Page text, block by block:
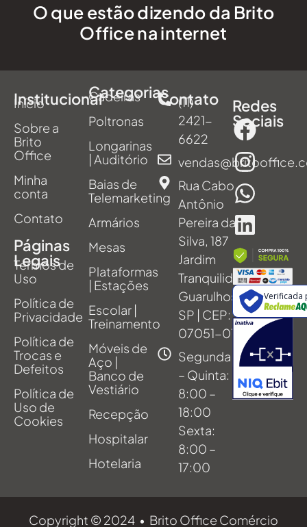
O que estão dizendo da Brito
Office na internet
Institucional
Início
Sobre a
Brito
Office
Minha
conta
Contato
Páginas
Legais
Termos de
Uso
Política de
Privacidade
Política de
Trocas e
Defeitos
Política de
Uso de
Cookies
Categorias
Cadeiras
Poltronas
Longarinas
| Auditório
Baias de
Telemarketing
Armários
Mesas
Plataformas
| Estações
Escolar |
Treinamento
Móveis de
Aço |
Banco de
Vestiário
Recepção
Hospitalar
Hotelaria
Contato
(11)
2421-
6622
Rua Cabo
Antônio
Pereira da
Silva, 187
Jardim
Tranquilidade,
Guarulhos -
SP | CEP:
07051-011
Segunda
– Quinta:
8:00 –
18:00
Sexta:
8:00 –
17:00
Redes
Sociais
Verificada
Copyright © 2024 • Brito Office Comércio